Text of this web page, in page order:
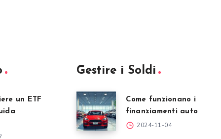
un ETF
Gestire i Soldi
Come funzionano i
finanziamenti auto
2024-11-04